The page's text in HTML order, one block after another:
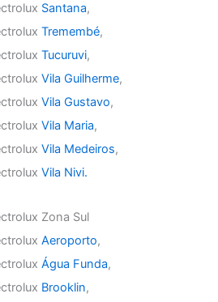
Santana,
Tremembé,
Tucuruvi,
Vila Guilherme,
Vila Gustavo,
Vila Maria,
Vila Medeiros,
Vila Nivi.
Zona Sul
Aeroporto,
Água Funda,
Brooklin,